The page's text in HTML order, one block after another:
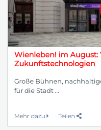
Wienleben! im August:
Zukunftstechnologien
Große Bühnen,
für die Stadt ...
Mehr dazu Teilen